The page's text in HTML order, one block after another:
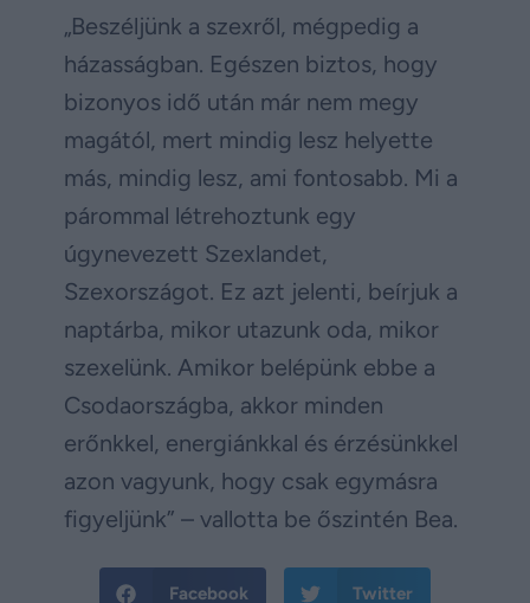
„Beszéljünk a szexről, mégpedig a
házasságban. Egészen biztos, hogy
bizonyos idő után már nem megy
magától, mert mindig lesz helyette
más, mindig lesz, ami fontosabb. Mi a
párommal létrehoztunk egy
úgynevezett Szexlandet,
Szexországot. Ez azt jelenti, beírjuk a
naptárba, mikor utazunk oda, mikor
szexelünk. Amikor belépünk ebbe a
Csodaországba, akkor minden
erőnkkel, energiánkkal és érzésünkkel
azon vagyunk, hogy csak egymásra
figyeljünk” – vallotta be őszintén Bea.
Facebook Twitter